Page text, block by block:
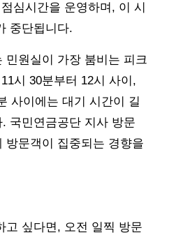
심시간을 운영하며, 이 시
중단됩니다.
민원실이 가장 붐비는 피크
시 30분부터 12시 사이,
사이에는 대기 시간이 길
국민연금공단 지사 방문
방문객이 집중되는 경향을
고 싶다면, 오전 일찍 방문